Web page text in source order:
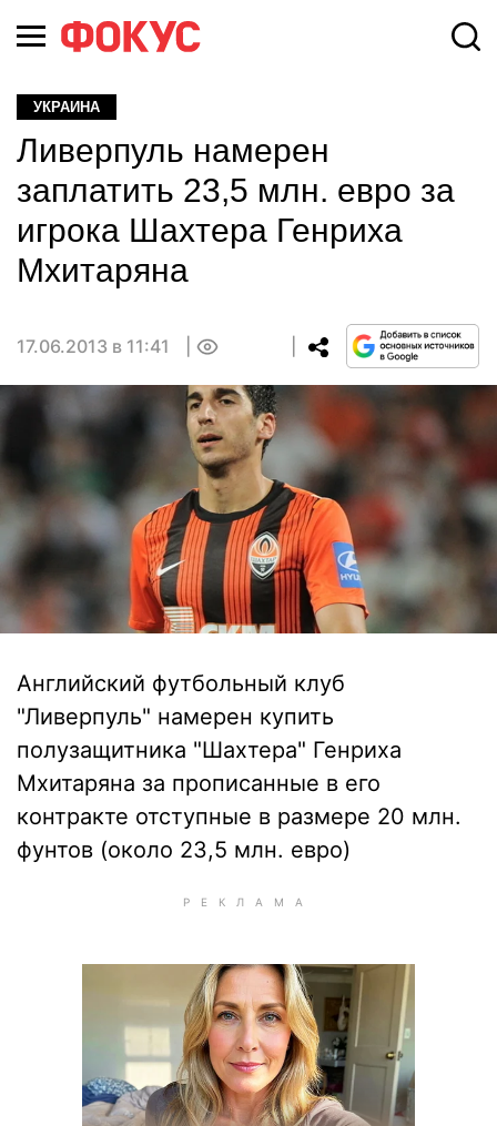
УКРАИНА
Ливерпуль намерен
заплатить 23,5 млн. евро за
игрока Шахтера Генриха
Мхитаряна
17.06.2013 в 11:41
Английский футбольный клуб
"Ливерпуль" намерен купить
полузащитника "Шахтера" Генриха
Мхитаряна за прописанные в его
контракте отступные в размере 20 млн.
фунтов (около 23,5 млн. евро)